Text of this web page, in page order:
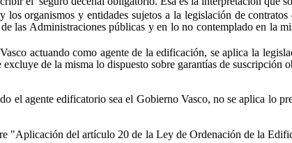
los organismos y entidades sujetos a la legislación de
las Administraciones públicas y en lo no contemplado en la
actuando como agente de la edificación, se aplica la
de la misma lo dispuesto sobre garantías de suscripción
el agente edificatorio sea el Gobierno Vasco, no se aplica lo
"Aplicación del artículo 20 de la Ley de Ordenación de la